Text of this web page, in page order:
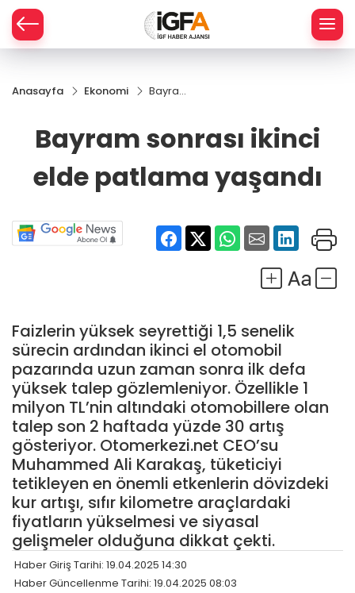
Anasayfa Ekonomi
Bayram
elde
yaşandı
Bayram sonrası ikinci
elde patlama yaşandı
Faizlerin yüksek seyrettiği 1,5 senelik
sürecin ardından ikinci el otomobil
pazarında uzun zaman sonra ilk defa
yüksek talep gözlemleniyor. Özellikle 1
milyon TL’nin altındaki otomobillere olan
talep son 2 haftada yüzde 30 artış
gösteriyor. Otomerkezi.net CEO’su
Muhammed Ali Karakaş, tüketiciyi
tetikleyen en önemli etkenlerin dövizdeki
kur artışı, sıfır kilometre araçlardaki
fiyatların yükselmesi ve siyasal
gelişmeler olduğuna dikkat çekti.
Haber Giriş Tarihi: 19.04.2025 14:30
Haber Güncellenme Tarihi: 19.04.2025 08:03